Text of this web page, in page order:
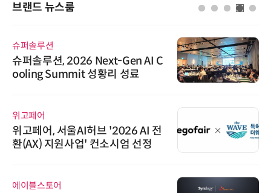
브랜드 뉴스룸
슈퍼솔루션
슈퍼솔루션, 2026 Next-Gen AI C
ooling Summit 성황리 성료
위고페어
위고페어, 서울AI허브 '2026 AI 전
환(AX) 지원사업' 컨소시엄 선정
에이블스토어